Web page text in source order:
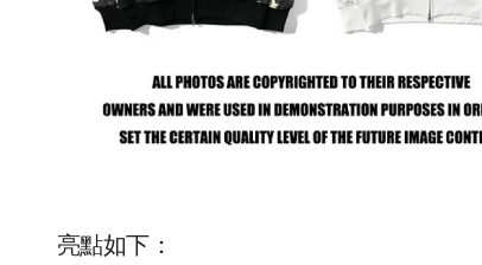
亮點如下：